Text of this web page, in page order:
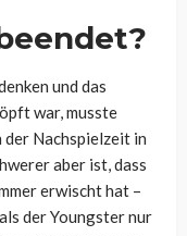
und das
war, musste
der Nachspielzeit in
aber ist, dass
erwischt hat –
der Youngster nur